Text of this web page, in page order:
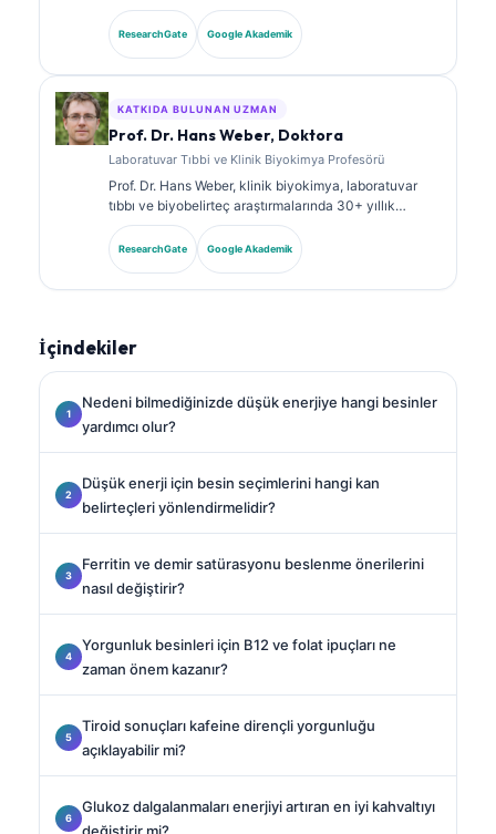
klinik patologdur. Klinik kimya alanında uzmanlık
sertifikalarına sahiptir ve klinik uygulamada
biyobelirteç panelleri ile laboratuvar analizi üzerine
ResearchGate Google Akademik
KATKIDA BULUNAN UZMAN
Prof. Dr. Hans Weber, Doktora
Laboratuvar Tıbbi ve Klinik Biyokimya Profesörü
Prof. Dr. Hans Weber, klinik biyokimya, laboratuvar
tıbbı ve biyobelirteç araştırmalarında 30+ yıllık
uzmanlığa sahiptir. Alman Klinik Kimya Derneği’nin
eski Başkanıdır; tanısal panel analizi, biyobelirteç
standardizasyonu ve yapay zeka destekli laboratuvar
ResearchGate Google Akademik
İçindekiler
Nedeni bilmediğinizde düşük enerjiye hangi besinler
yardımcı olur?
Düşük enerji için besin seçimlerini hangi kan
belirteçleri yönlendirmelidir?
Ferritin ve demir satürasyonu beslenme önerilerini
nasıl değiştirir?
Yorgunluk besinleri için B12 ve folat ipuçları ne
zaman önem kazanır?
Tiroid sonuçları kafeine dirençli yorgunluğu
açıklayabilir mi?
Glukoz dalgalanmaları enerjiyi artıran en iyi kahvaltıyı
değiştirir mi?